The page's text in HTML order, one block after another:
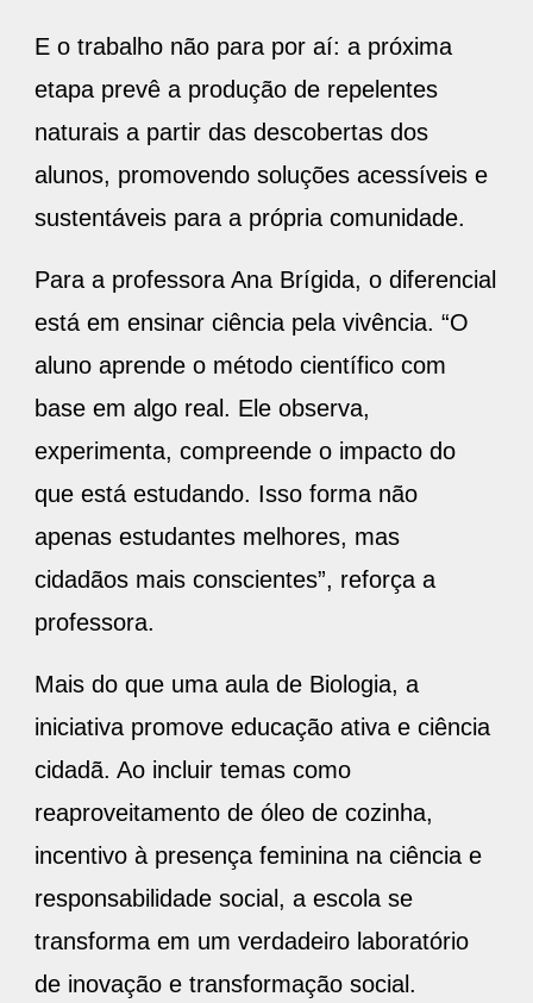
E o trabalho não para por aí: a próxima
etapa prevê a produção de repelentes
naturais a partir das descobertas dos
alunos, promovendo soluções acessíveis e
sustentáveis para a própria comunidade.
Para a professora Ana Brígida, o diferencial
está em ensinar ciência pela vivência. “O
aluno aprende o método científico com
base em algo real. Ele observa,
experimenta, compreende o impacto do
que está estudando. Isso forma não
apenas estudantes melhores, mas
cidadãos mais conscientes”, reforça a
professora.
Mais do que uma aula de Biologia, a
iniciativa promove educação ativa e ciência
cidadã. Ao incluir temas como
reaproveitamento de óleo de cozinha,
incentivo à presença feminina na ciência e
responsabilidade social, a escola se
transforma em um verdadeiro laboratório
de inovação e transformação social.